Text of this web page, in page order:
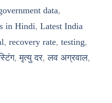
data,
in Hindi, Latest India
, recovery rate, testing,
,मृत्यु दर,लव अग्रवाल,